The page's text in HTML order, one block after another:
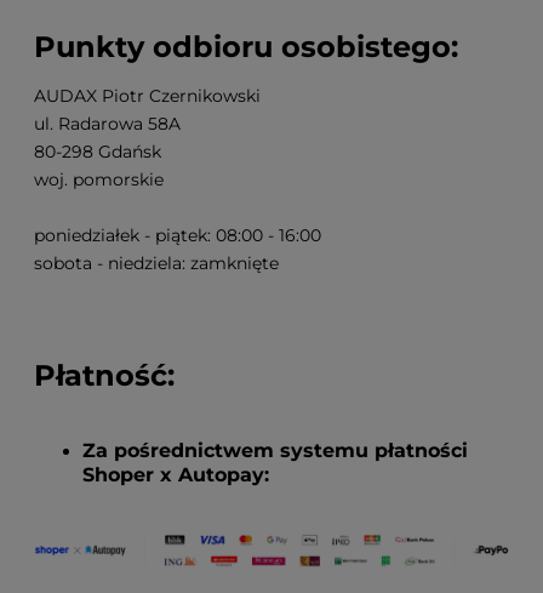
Punkty odbioru osobistego:
AUDAX Piotr Czernikowski
ul. Radarowa 58A
80-298 Gdańsk
woj. pomorskie
poniedziałek - piątek: 08:00 - 16:00
sobota - niedziela: zamknięte
Płatność:
Za pośrednictwem systemu płatności
Shoper x Autopay: